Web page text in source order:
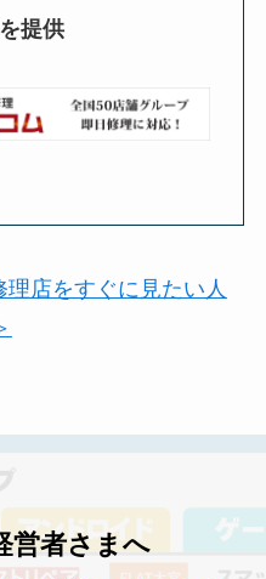
提供
店をすぐに見たい人
営者さまへ